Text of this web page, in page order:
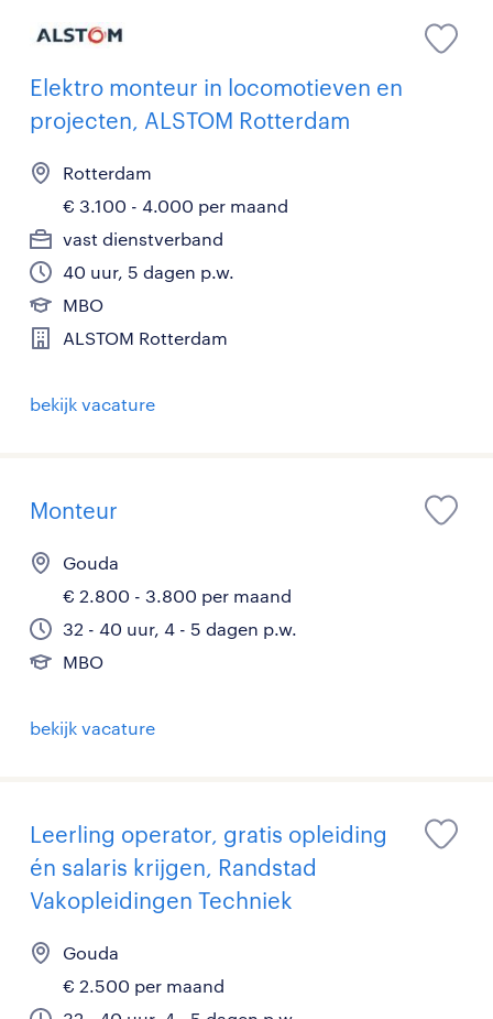
Elektro monteur in locomotieven en
projecten, ALSTOM Rotterdam
Rotterdam
€ 3.100 - 4.000 per maand
vast dienstverband
40 uur, 5 dagen p.w.
MBO
ALSTOM Rotterdam
bekijk vacature
Monteur
Gouda
€ 2.800 - 3.800 per maand
32 - 40 uur, 4 - 5 dagen p.w.
MBO
bekijk vacature
Leerling operator, gratis opleiding
én salaris krijgen, Randstad
Vakopleidingen Techniek
Gouda
€ 2.500 per maand